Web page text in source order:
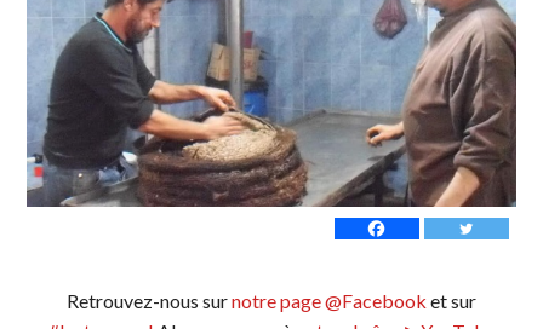
Retrouvez-nous surnotre page @Facebook et sur